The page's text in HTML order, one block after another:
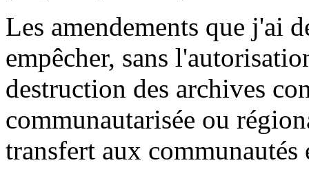
Les amendements que j'ai
empêcher, sans
destruction des archives
communautarisée ou
transfert aux communautés